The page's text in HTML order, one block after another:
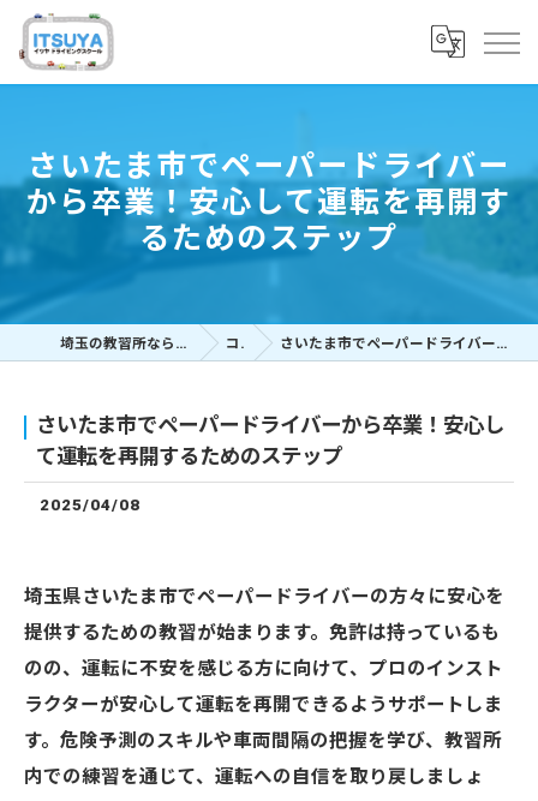
さいたま市でペーパードライバー
から卒業！安心して運転を再開す
るためのステップ
埼玉の教習所ならイツヤドライビングスクール コラム さいたま市でペーパードライバーから卒業！安心して運転を再開するためのステップ
さいたま市でペーパードライバーから卒業！安心し
て運転を再開するためのステップ
2025/04/08
埼玉県さいたま市でペーパードライバーの方々に安心を
提供するための教習が始まります。免許は持っているも
のの、運転に不安を感じる方に向けて、プロのインスト
ラクターが安心して運転を再開できるようサポートしま
す。危険予測のスキルや車両間隔の把握を学び、教習所
内での練習を通じて、運転への自信を取り戻しましょ